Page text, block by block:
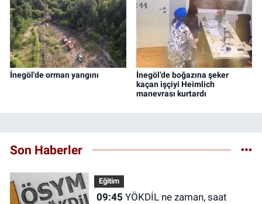
İnegöl'de orman yangını
İnegöl’de boğazına şeker
kaçan işçiyi Heimlich
manevrası kurtardı
Son Haberler
Eğitim
09:45